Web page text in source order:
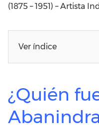
(1875 – 1951) – Artista
Ver índice
¿Quién